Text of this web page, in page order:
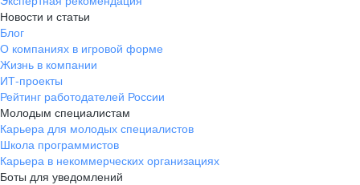
Новости и статьи
Блог
О компаниях в игровой форме
Жизнь в компании
ИТ-проекты
Рейтинг работодателей России
Молодым специалистам
Карьера для молодых специалистов
Школа программистов
Карьера в некоммерческих организациях
Боты для уведомлений